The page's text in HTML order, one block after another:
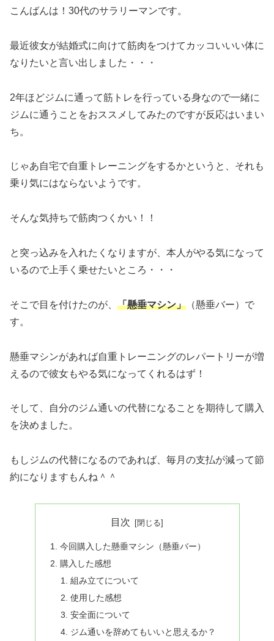
こんばんは！30代のサラリーマンです。
最近彼女が結婚式に向けて筋肉をつけてカッコいいい体に
なりたいと言い出しました・・・
2年ほどジムに通って筋トレを行っている身なので一緒に
ジムに通うことをおススメしてみたのですが反応はいまい
ち。
じゃあ自宅で自重トレーニングをするかというと、それも
乗り気にはならないようです。
そんな気持ちで筋肉つくかい！！
と突っ込みを入れたくなりますが、本人がやる気になって
いるので上手く乗せたいところ・・・
そこで目を付けたのが、 「懸垂マシン」 （懸垂バー）で
す。
懸垂マシンがあれば自重トレーニングのレパートリーが増
えるので彼女もやる気になってくれるはず！
そして、自分のジム通いの代替になることを期待して購入
を決めました。
もしジムの代替になるのであれば、毎月の支払が減って節
約になりますもんね＾＾
目次
今回購入した懸垂マシン（懸垂バー）
購入した感想
組み立てについて
使用した感想
安全面について
ジム通いを辞めてもいいと思えるか？